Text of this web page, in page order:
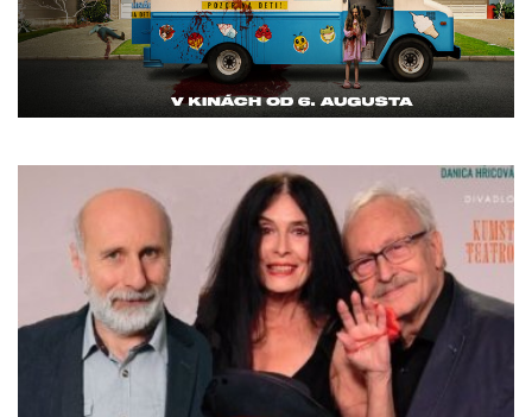
Previous Next